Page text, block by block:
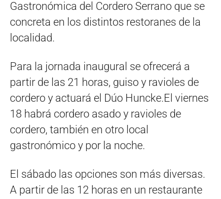
Gastronómica del Cordero Serrano que se
concreta en los distintos restoranes de la
localidad.
Para la jornada inaugural se ofrecerá a
partir de las 21 horas, guiso y ravioles de
cordero y actuará el Dúo Huncke.El viernes
18 habrá cordero asado y ravioles de
cordero, también en otro local
gastronómico y por la noche.
El sábado las opciones son más diversas.
A partir de las 12 horas en un restaurante